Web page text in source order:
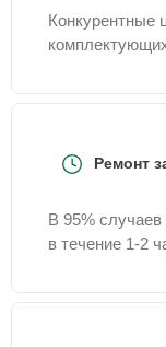
Конкурентные
Ремонт
В 95% случаев
в течение 1-2